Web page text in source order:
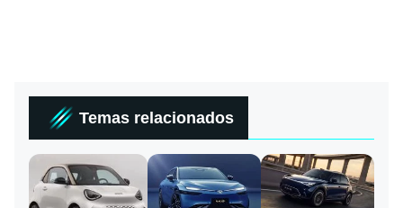
Temas relacionados